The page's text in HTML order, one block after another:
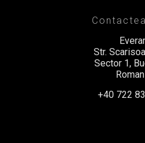
Str.
Sector 1,
+40 722